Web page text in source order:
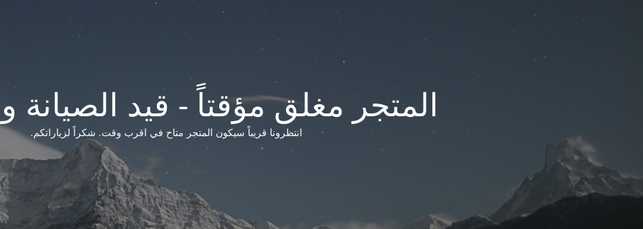
المتجر مغلق مؤقتاً - قيد الصيانة
انتظرونا قريباً سيكون المتجر متاح في اقرب وقت. شكراً لزياراتكم.